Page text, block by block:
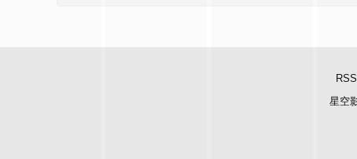
星空